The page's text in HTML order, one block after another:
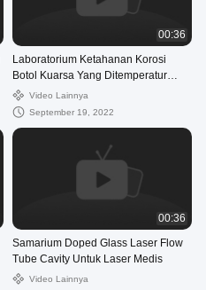
00:36
Laboratorium Ketahanan Korosi
Botol Kuarsa Yang Ditemperatur
TinggiVideo Lainnya
September 19, 2022
00:36
Samarium Doped Glass Laser Flow
Tube Cavity Untuk Laser Medis
Video Lainnya